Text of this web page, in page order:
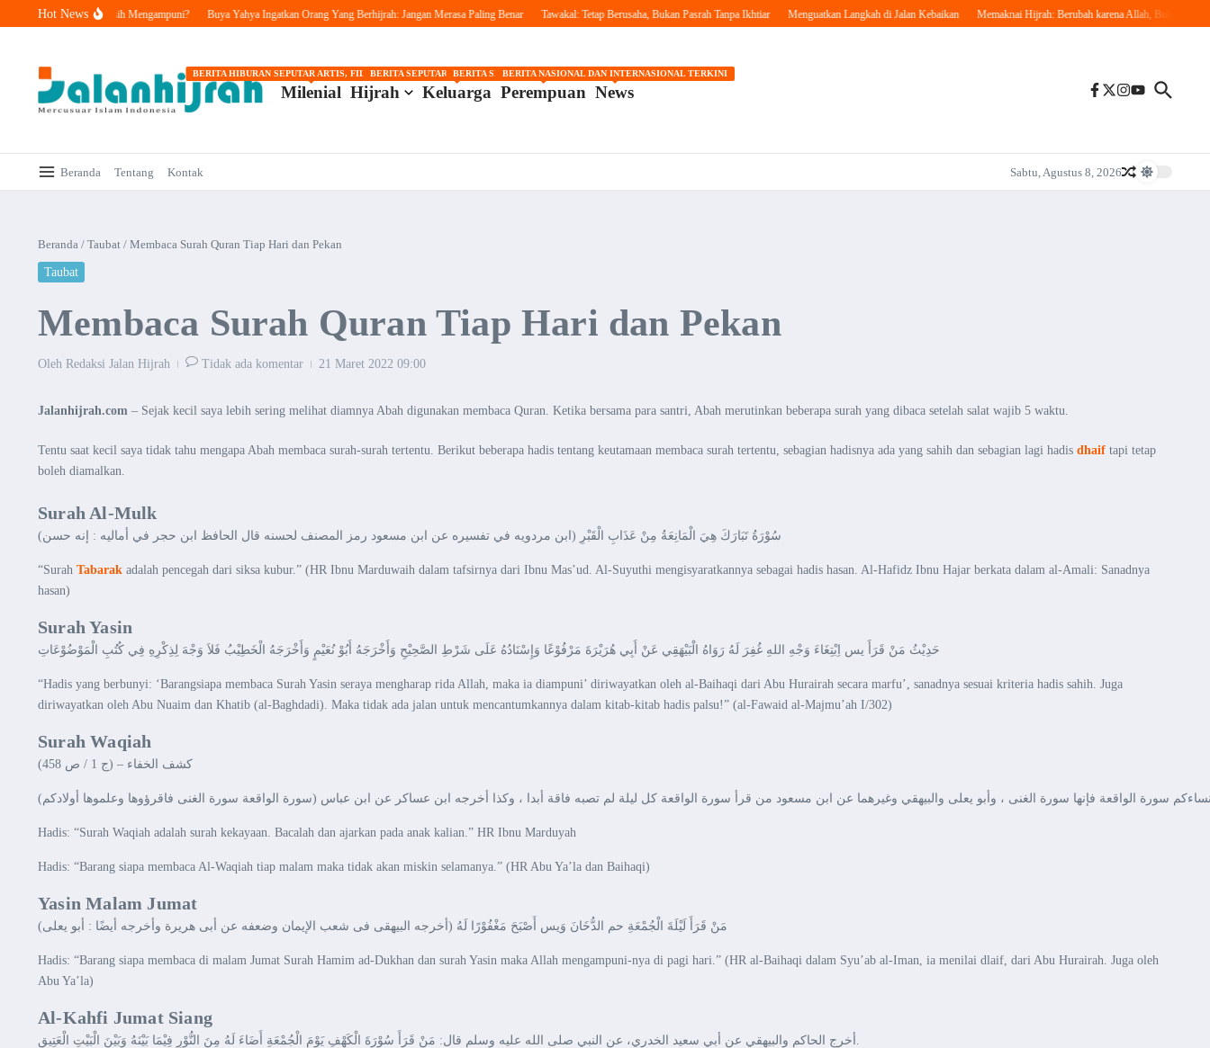
Lewati ke konten
Hot News
Apakah Allah Masih Mengampuni? Buya Yahya Ingatkan Orang Yang Berhijrah: Jangan Merasa Paling Benar Tawakal: Tetap Berusaha, Bukan Pasrah Tanpa Ikhtiar Menguatkan Langkah di Jalan Kebaikan Memaknai Hijrah: Berubah karena Allah, Bukan karena
Milenial
BERITA HIBURAN SEPUTAR ARTIS, FILM, DAN GOSIP
Hijrah Keluarga
BERITA SEPUTAR OTOMOTIF HARI INI
Perempuan
BERITA SEPUTAR KECANTIKAN WANITA
News
BERITA NASIONAL DAN INTERNASIONAL TERKINI
Beranda Tentang Kontak Sabtu, Agustus 8, 2026
Beranda / Taubat / Membaca Surah Quran Tiap Hari dan Pekan
Taubat
Membaca Surah Quran Tiap Hari dan Pekan
Oleh Redaksi Jalan Hijrah Tidak ada komentar 21 Maret 2022 09:00
Jalanhijrah.com – Sejak kecil saya lebih sering melihat diamnya Abah digunakan membaca Quran. Ketika bersama para santri, Abah merutinkan beberapa surah yang dibaca setelah salat wajib 5 waktu.
Tentu saat kecil saya tidak tahu mengapa Abah membaca surah-surah tertentu. Berikut beberapa hadis tentang keutamaan membaca surah tertentu, sebagian hadisnya ada yang sahih dan sebagian lagi hadis dhaif tapi tetap
boleh diamalkan.
Surah Al-Mulk
سُوْرَةُ تَبَارَكَ هِيَ الْمَانِعَةُ مِنْ عَذَابِ الْقَبْرِ (ابن مردويه في تفسيره عن ابن مسعود رمز المصنف لحسنه قال الحافظ ابن حجر في أماليه : إنه حسن)
“Surah Tabarak adalah pencegah dari siksa kubur.” (HR Ibnu Marduwaih dalam tafsirnya dari Ibnu Mas’ud. Al-Suyuthi mengisyaratkannya sebagai hadis hasan. Al-Hafidz Ibnu Hajar berkata dalam al-Amali: Sanadnya
hasan)
Surah Yasin
حَدِيْثُ مَنْ قَرَأَ يس اِبْتِغَاءَ وَجْهِ اللهِ غُفِرَ لَهُ رَوَاهُ الْبَيْهَقِي عَنْ أَبِي هُرَيْرَةَ مَرْفُوْعًا وَإِسْنَادُهُ عَلَى شَرْطِ الصَّحِيْحِ وَأَخْرَجَهُ أَبُوْ نُعَيْمٍ وَأَخْرَجَهُ الْخَطِيْبُ فَلاَ وَجْهَ لِذِكْرِهِ فِي كُتُبِ الْمَوْضُوْعَاتِ
“Hadis yang berbunyi: ‘Barangsiapa membaca Surah Yasin seraya mengharap rida Allah, maka ia diampuni’ diriwayatkan oleh al-Baihaqi dari Abu Hurairah secara marfu’, sanadnya sesuai kriteria hadis sahih. Juga
diriwayatkan oleh Abu Nuaim dan Khatib (al-Baghdadi). Maka tidak ada jalan untuk mencantumkannya dalam kitab-kitab hadis palsu!” (al-Fawaid al-Majmu’ah I/302)
Surah Waqiah
كشف الخفاء – (ج 1 / ص 458)
Hadis: “Surah Waqiah adalah surah kekayaan. Bacalah dan ajarkan pada anak kalian.” HR Ibnu Marduyah
Hadis: “Barang siapa membaca Al-Waqiah tiap malam maka tidak akan miskin selamanya.” (HR Abu Ya’la dan Baihaqi)
Yasin Malam Jumat
مَنْ قَرَأَ لَيْلَةَ الْجُمْعَةِ حم الدُّخَانَ وَيس أَصْبَحَ مَغْفُوْرًا لَهُ (أخرجه البيهقى فى شعب الإيمان وضعفه عن أبى هريرة وأخرجه أيضًا : أبو يعلى)
Hadis: “Barang siapa membaca di malam Jumat Surah Hamim ad-Dukhan dan surah Yasin maka Allah mengampuni-nya di pagi hari.” (HR al-Baihaqi dalam Syu’ab al-Iman, ia menilai dlaif, dari Abu Hurairah. Juga oleh
Abu Ya’la)
Al-Kahfi Jumat Siang
أخرج الحاكم والبيهقي عن أبي سعيد الخدري، عن النبي صلى الله عليه وسلم قال: مَنْ قَرَأَ سُوْرَةَ الْكَهْفِ يَوْمَ الْجُمْعَةِ أَضَاءَ لَهُ مِنَ النُّوْرِ فِيْمَا بَيْنَهُ وَبَيْنَ الْبَيْتِ الْعَتِيقِ.